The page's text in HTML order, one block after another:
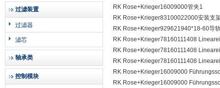
过滤装置
过滤器
滤芯
轴承类
控制模块
RK Rose+Krieger16009000管夹1
RK Rose+Krieger83100022000安装支
RK Rose+Krieger929621940*18-60导
RK Rose+Krieger78160111408
RK Rose+Krieger78160111408
RK Rose+Krieger78160111408
RK Rose+Krieger16009000
RK Rose+Krieger16009000